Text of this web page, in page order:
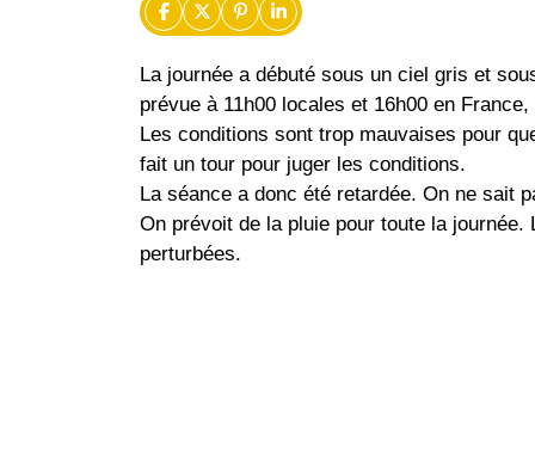
La journée a débuté sous un ciel gris et
prévue à 11h00 locales et 16h00 en
Les conditions sont trop mauvaises pour
fait un tour pour juger les conditions.
La séance a donc été retardée. On ne sait
On prévoit de la pluie pour toute la
perturbées.